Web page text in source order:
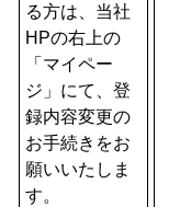
る方は、当社
HPの右上の
「マイペー
ジ」にて、登
録内容変更の
お手続きをお
願いいたしま
す。